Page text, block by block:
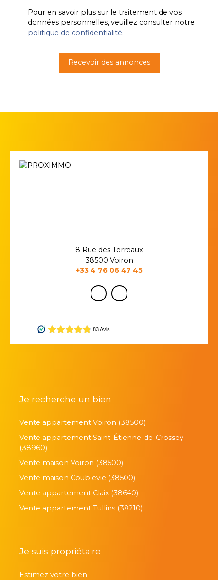
Pour en savoir plus sur le traitement de vos
données personnelles, veuillez consulter notre
politique de confidentialité.
Recevoir des annonces
8 Rue des Terreaux
38500 Voiron
+33 4 76 06 47 45
Je recherche un bien
Vente appartement Voiron (38500)
Vente appartement Saint-Étienne-de-Crossey
(38960)
Vente maison Voiron (38500)
Vente maison Coublevie (38500)
Vente appartement Claix (38640)
Vente appartement Tullins (38210)
Je suis propriétaire
Estimez votre bien